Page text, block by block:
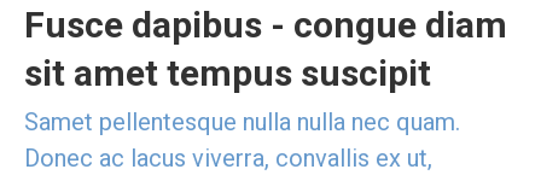
Fusce dapibus - congue diam
sit amet tempus suscipit
Samet pellentesque nulla nulla nec quam.
Donec ac lacus viverra, convallis ex ut,